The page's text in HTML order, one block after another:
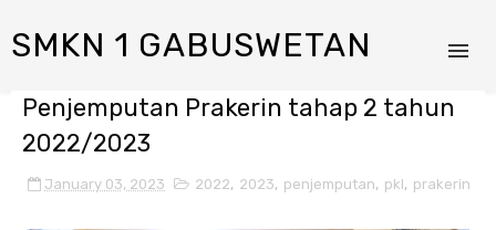
SMKN 1 GABUSWETAN
Penjemputan Prakerin tahap 2 tahun
2022/2023
January 03, 2023 2022, 2023, penjemputan, pkl, prakerin